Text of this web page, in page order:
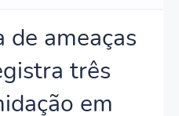
ameaças
três
em